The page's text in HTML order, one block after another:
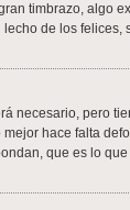
timbrazo, algo
de los felices,
necesario, pero
hace falta
que es lo que